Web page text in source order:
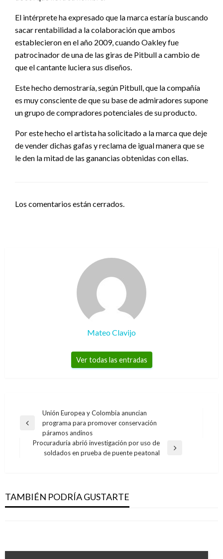
El intérprete ha expresado que la marca estaría buscando
sacar rentabilidad a la colaboración que ambos
establecieron en el año 2009, cuando Oakley fue
patrocinador de una de las giras de Pitbull a cambio de
que el cantante luciera sus diseños.
Este hecho demostraría, según Pitbull, que la compañía
es muy consciente de que su base de admiradores supone
un grupo de compradores potenciales de su producto.
Por este hecho el artista ha solicitado a la marca que deje
de vender dichas gafas y reclama de igual manera que se
le den la mitad de las ganancias obtenidas con ellas.
Los comentarios están cerrados.
Mateo Clavijo
Ver todas las entradas
Navegación
de
entradas
Entrada
anterior
Unión Europea y Colombia anuncian
programa para promover conservación
páramos andinos
Entrada
Procuraduría abrió investigación por uso de
soldados en prueba de puente peatonal
TAMBIÉN PODRÍA GUSTARTE
Cantante Carlos Vives cumple hoy 55 años
Manuel Reyes Beltran domingo agosto 7, 2016
durante su estreno en Colombia
Medio español asegura que Shakira y Piqué